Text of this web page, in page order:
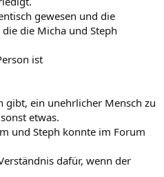
gewesen und die
die Micha und Steph
ist
gibt, ein unehrlicher Mensch zu
etwas.
und Steph konnte im Forum
dafür, wenn der